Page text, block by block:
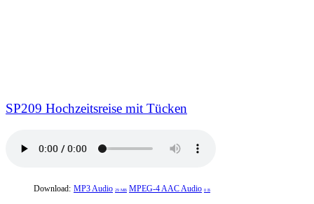
SP209 Hochzeitsreise mit Tücken
Download: MP3 Audio 29 MB MPEG-4 AAC Audio 0 B